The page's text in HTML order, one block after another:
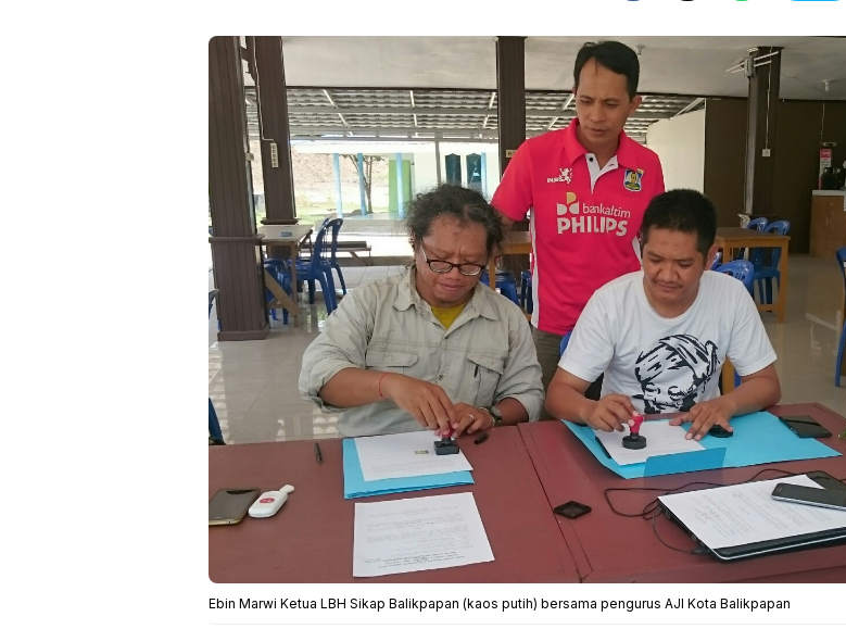
Ebin Marwi Ketua LBH Sikap Balikpapan (kaos putih) bersama pengurus AJI Kota Balikpapan